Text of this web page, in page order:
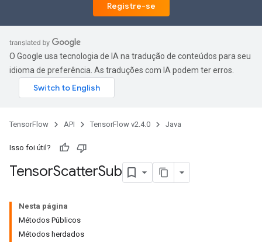
Registre-se
O Google usa tecnologia de IA na tradução de conteúdos para seu
idioma de preferência. As traduções com IA podem ter erros.
TensorFlow API TensorFlow v2.4.0 Java
Isso foi útil?
TensorScatterSub
Nesta página
Métodos Públicos
Métodos herdados